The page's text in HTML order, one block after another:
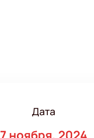
Дата
7 ноября, 2024